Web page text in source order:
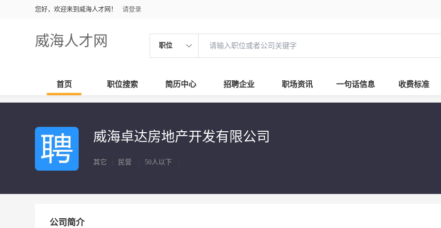
您好，欢迎来到威海人才网！ 请登录
威海人才网 职位
首页 职位搜索 简历中心 招聘企业 职场资讯 一句话信息 收费标准
威海卓达房地产开发有限公司
其它 民营 50人以下
公司简介